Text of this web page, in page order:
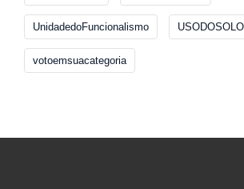
UnidadedoFuncionalismo USODOSOLO
votoemsuacategoria